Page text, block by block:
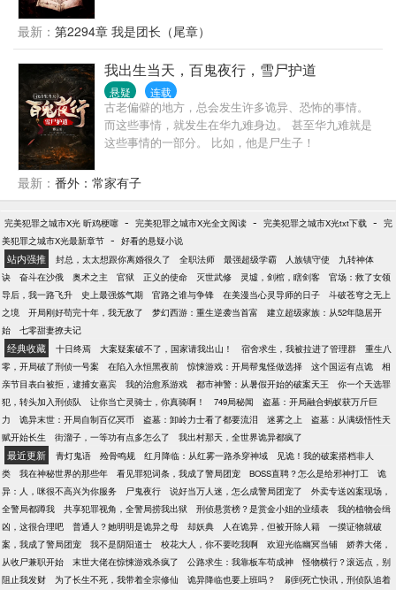
面，更清楚，更明了的看清楚这一切。这是一个火葬
场女工。
最新： 第2294章 我是团长（尾章）
我出生当天，百鬼夜行，雪尸护道
悬疑 连载
古老偏僻的地方，总会发生许多诡异、恐怖的事情。
而这些事情，就发生在华九难身边。 甚至华九难就是
这些事情的一部分。 比如，他是尸生子！
最新： 番外：常家有子
完美犯罪之城市X光 昕鸡梗噻 - 完美犯罪之城市X光全文阅读 - 完美犯罪之城市X光txt下载 - 完
美犯罪之城市X光最新章节 - 好看的悬疑小说
站内强推 封总，太太想跟你离婚很久了 全职法师 最强超级学霸 人族镇守使
九转神体
诀
奋斗在沙俄 奥术之主 官狱 正义的使命 灭世武修 灵墟，剑棺，瞎剑客
官场：救了女领
导后，我一路飞升
史上最强炼气期 官路之谁与争锋 在美漫当心灵导师的日子
斗破苍穹之无上
之境
开局刚好苟完十年，我无敌了 梦幻西游：重生逆袭当首富
建立超级家族：从52年隐居开
始
七零甜妻撩夫记
经典收藏 十日终焉 大案疑案破不了，国家请我出山！ 宿舍求生，我被拉进了管理群
重生八
零，开局破了刑侦一号案
在陷入永恒黑夜前 惊悚游戏：开局帮鬼怪做选择 这个国运有点诡
相
亲节目表白被拒，逮捕女嘉宾
我的治愈系游戏 都市神警：从暑假开始的破案天王
你一个天选罪
犯，转头加入刑侦队
让你当亡灵骑士，你真骑啊！ 749局秘闻
盗墓：开局融合蚂蚁获万斤巨
力
诡异末世：开局自制百亿冥币 盗墓：卸岭力士看了都要流泪 迷雾之上
盗墓：从满级悟性天
赋开始长生
街溜子，一等功有点多怎么了 我出村那天，全世界诡异都疯了
最近更新 青灯鬼语 殓骨鸣规 红月降临：从红雾一路杀穿神域
见诡！我的破案搭档非人
类
我在神秘世界的那些年 看见罪犯词条，我成了警局团宠 BOSS直聘？怎么是给邪神打工
诡
异：人，咪很不高兴为你服务
尸鬼夜行 说好当万人迷，怎么成警局团宠了
外卖专送凶案现场，
全警局都蹲我
共享犯罪视角，全警局捞我出狱 刑侦悬赏榜？是赏金小姐的业绩表
我的植物会缉
凶，这很合理吧
普通人？她明明是诡异之母 却妖典 人在诡异，但被开除人籍
一摸证物就破
案，我成了警局团宠
我不是阴阳道士 校花大人，你不要吃我啊 欢迎光临幽冥当铺
娇养大佬，
从收尸兼职开始
末世大佬在惊悚游戏杀疯了 公路求生：我靠板车苟成神
怪物横行？滚远点，别
阻止我发财
为了长生不死，我带着全宗修仙 诡异降临也要上班吗？
刷到死亡快讯，刑侦队追着